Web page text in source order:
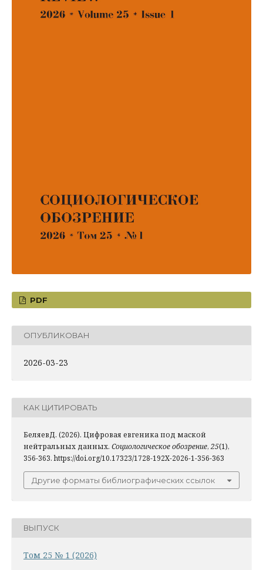
PDF
ОПУБЛИКОВАН
2026-03-23
КАК ЦИТИРОВАТЬ
БеляевД. (2026). Цифровая евгеника под маской
нейтральных данных. Социологическое обозрение, 25(1),
356-363. https://doi.org/10.17323/1728-192X-2026-1-356-363
Другие форматы библиографических ссылок
ВЫПУСК
Том 25 № 1 (2026)